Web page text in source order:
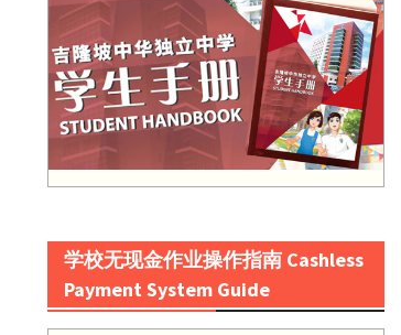
学校无现金作业操作指南 Cashless
Payment System Guide